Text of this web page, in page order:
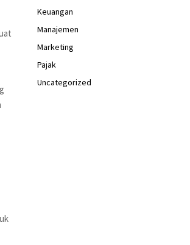
Keuangan
Manajemen
Marketing
Pajak
Uncategorized